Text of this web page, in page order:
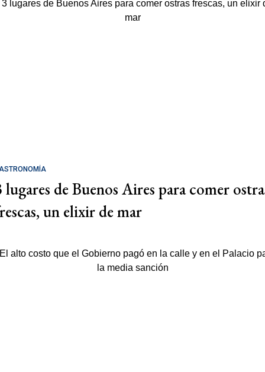
lugares de Buenos Aires para comer
un elixir de mar